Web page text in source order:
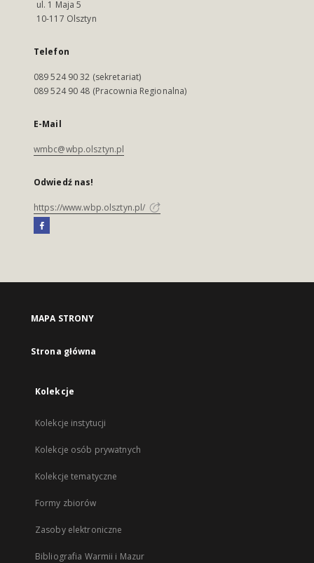
ul. 1 Maja 5
10-117 Olsztyn
Telefon
089 524 90 32 (sekretariat)
089 524 90 48 (Pracownia Regionalna)
E-Mail
wmbc@wbp.olsztyn.pl
Odwiedź nas!
https://www.wbp.olsztyn.pl/
MAPA STRONY
Strona główna
Kolekcje
Kolekcje instytucji
Kolekcje osób prywatnych
Kolekcje tematyczne
Formy zbiorów
Zasoby elektroniczne
Bibliografia Warmii i Mazur